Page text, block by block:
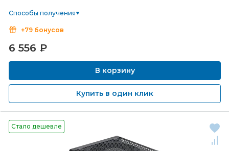
Способы получения
+79 бонусов
6 556 ₽
В корзину
Купить в один клик
Стало дешевле